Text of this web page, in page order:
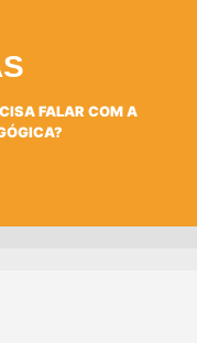
FALAR COM A